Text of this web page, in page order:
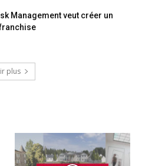
Management veut créer un
plus